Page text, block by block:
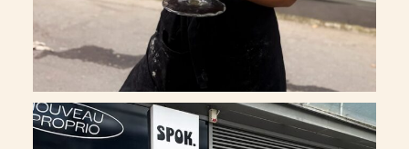
Un nouveau chapitre commence à Nanterre.
...
274 32